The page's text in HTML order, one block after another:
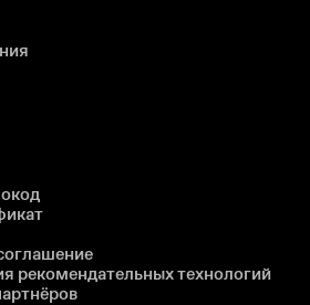
рекомендательных технологий